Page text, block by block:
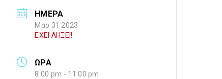
ΗΜΕΡΑ
Μαρ 31 2023
ΕΧΕΙ ΛΗΞΕΙ!
ΩΡΑ
8:00 pm - 11:00 pm